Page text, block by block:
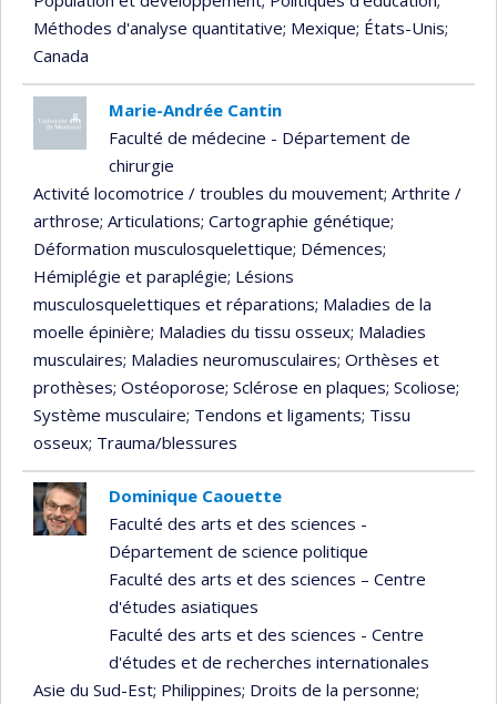
Méthodes d'analyse quantitative; Mexique; États-Unis;
Canada
Marie-Andrée Cantin
Faculté de médecine - Département de
chirurgie
Activité locomotrice / troubles du mouvement; Arthrite /
arthrose; Articulations; Cartographie génétique;
Déformation musculosquelettique; Démences;
Hémiplégie et paraplégie; Lésions
musculosquelettiques et réparations; Maladies de la
moelle épinière; Maladies du tissu osseux; Maladies
musculaires; Maladies neuromusculaires; Orthèses et
prothèses; Ostéoporose; Sclérose en plaques; Scoliose;
Système musculaire; Tendons et ligaments; Tissu
osseux; Trauma/blessures
Dominique Caouette
Faculté des arts et des sciences -
Département de science politique
Faculté des arts et des sciences – Centre
d'études asiatiques
Faculté des arts et des sciences - Centre
d'études et de recherches internationales
Asie du Sud-Est; Philippines; Droits de la personne;